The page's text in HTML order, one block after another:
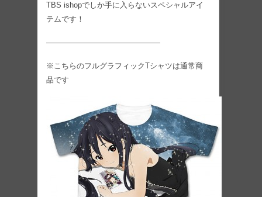
TBS ishopでしか手に入らないスペシャルアイ
テムです！
———————————————
※こちらのフルグラフィックTシャツは通常商
品です